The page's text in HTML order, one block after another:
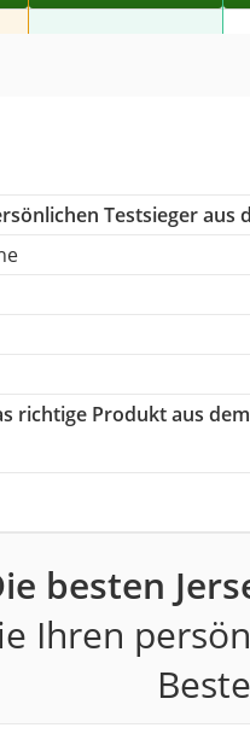
Testsieger aus
richtige Produkt aus
besten
Ihren